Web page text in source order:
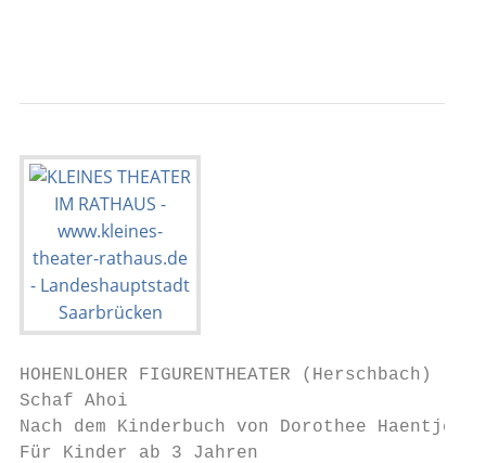
HOHENLOHER FIGURENTHEATER (Herschbach)
Schaf Ahoi
Nach dem Kinderbuch von Dorothee Haentjes
Für Kinder ab 3 Jahren